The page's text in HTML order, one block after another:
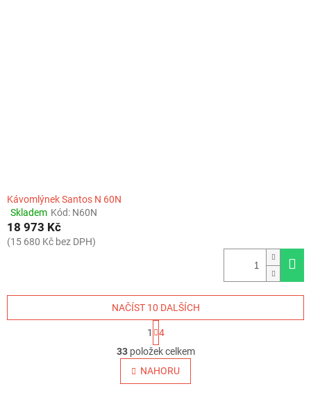
Kávomlýnek Santos N 60N
Průměrné
hodnocení
produktu
5
Skladem Kód: N60N
18 973 Kč
(15 680 Kč bez DPH)
O
v
l
á
NAČÍST 10 DALŠÍCH
t
r
á
n
k
1
4
33položek celkem
NAHORU